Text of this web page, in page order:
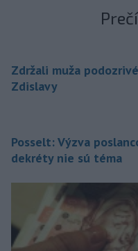
Zdržali muža
Zdislavy
Posselt: Výzva
dekréty nie sú téma